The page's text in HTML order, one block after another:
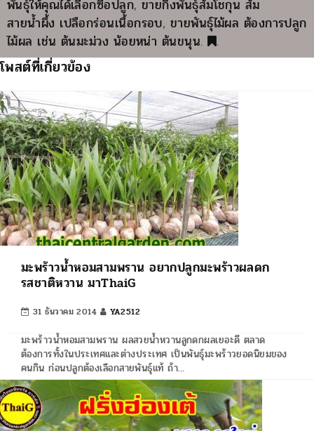
พันธุ์ให้คุณได้เลือกซื้อปลูก,ขายกิ่งพันธุ์ส้มโชกุน ส้ม
สายน้ำผึ้ง เปลือกร่อนเนื้อกรอบ, ขายพันธุ์ไม้ผล ต้องการปลูก
ไม้ผล เช่น ต้นมะม่วง น้อยหน่า ต้นขนุน. .
โพสต์ที่เกี่ยวข้อง
มะพร้าวน้ำหอมสามพราน อยากปลูกมะพร้าวผลดก
รสชาติหวาน มาThaiG
31 ธันวาคม 2014 YA2512
มะพร้าวน้ำหอมสามพราน ผลสวยน้ำหวานลูกดกผลเยอะดี ตลาด
ต้องการทั้งในประเทศและต่างประเทศ เป็นพันธุ์มะพร้าวยอดนิยมของ
คนกิน ก่อนปลูกต้องเลือกสายพันธุ์แท้ ถ้า…